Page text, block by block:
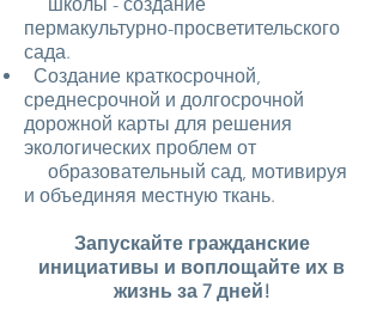
пермакультурно-просветительского
сада.
Создание краткосрочной,
среднесрочной и долгосрочной
дорожной карты для решения
экологических проблем от
образовательный сад, мотивируя
и объединяя местную ткань.
Запускайте гражданские
инициативы и воплощайте их в
жизнь за 7 дней!